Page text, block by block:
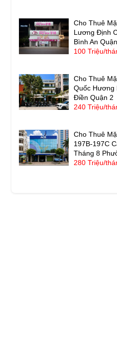
Cho Thuê
Lương Định
Bình An
100 Triệu/
Cho Thuê
Quốc Hương
Điền Quận 2
240 Triệu/
Cho Thuê
197B-197C
Tháng 8
280 Triệu/